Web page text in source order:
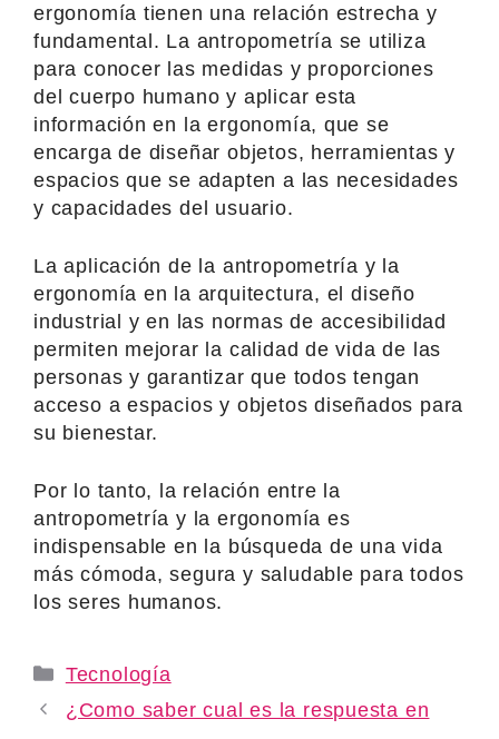
ergonomía tienen una relación estrecha y
fundamental. La antropometría se utiliza
para conocer las medidas y proporciones
del cuerpo humano y aplicar esta
información en la ergonomía, que se
encarga de diseñar objetos, herramientas y
espacios que se adapten a las necesidades
y capacidades del usuario.
La aplicación de la antropometría y la
ergonomía en la arquitectura, el diseño
industrial y en las normas de accesibilidad
permiten mejorar la calidad de vida de las
personas y garantizar que todos tengan
acceso a espacios y objetos diseñados para
su bienestar.
Por lo tanto, la relación entre la
antropometría y la ergonomía es
indispensable en la búsqueda de una vida
más cómoda, segura y saludable para todos
los seres humanos.
Categories
Tecnología
¿Como saber cual es la respuesta en